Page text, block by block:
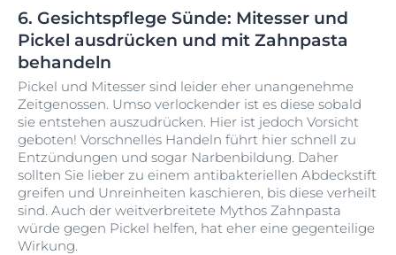
6. Gesichtspflege Sünde: Mitesser und
Pickel ausdrücken und mit Zahnpasta
behandeln
Pickel und Mitesser sind leider eher unangenehme
Zeitgenossen. Umso verlockender ist es diese sobald
sie entstehen auszudrücken. Hier ist jedoch Vorsicht
geboten! Vorschnelles Handeln führt hier schnell zu
Entzündungen und sogar Narbenbildung. Daher
sollten Sie lieber zu einem antibakteriellen Abdeckstift
greifen und Unreinheiten kaschieren, bis diese verheilt
sind. Auch der weitverbreitete Mythos Zahnpasta
würde gegen Pickel helfen, hat eher eine gegenteilige
Wirkung.